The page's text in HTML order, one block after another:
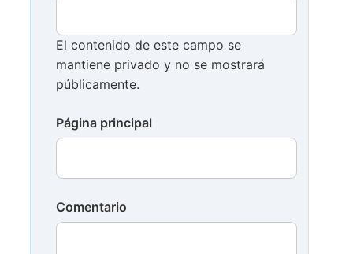
El contenido de este campo se
mantiene privado y no se mostrará
públicamente.
Página principal
Comentario